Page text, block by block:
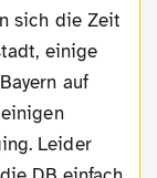
sich die Zeit
einige
auf
Leider